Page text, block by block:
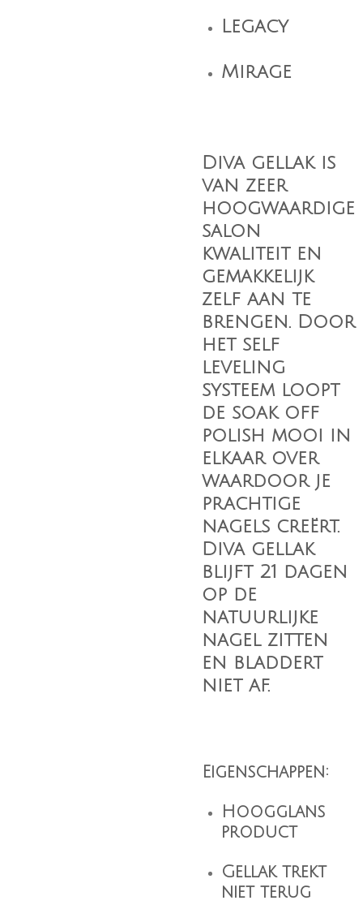
Legacy
Mirage
Diva gellak is
van zeer
hoogwaardige
salon
kwaliteit en
gemakkelijk
zelf aan te
brengen. Door
het self
leveling
systeem loopt
de soak off
polish mooi in
elkaar over
waardoor je
prachtige
nagels creërt.
Diva gellak
blijft 21 dagen
op de
natuurlijke
nagel zitten
en bladdert
niet af.
Eigenschappen:
Hoogglans
product
Gellak trekt
niet terug